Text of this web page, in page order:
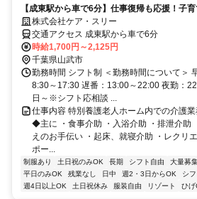
【成東駅から車で6分】仕事復帰も応援！子
OK！週2～勤務OK！キャンペーン時給1900
や時短も相談◎
株式会社ケア・スリー
交通アクセス 成東駅から車で6分
時給1,700円～2,125円
千葉県山武市
勤務時間 シフト制 ＜勤務時間について＞
8:30～17:30 遅番：13:00～22:00 夜勤：
日～※シフト応相談 ...
仕事内容 特別養護老人ホーム内での介護業
◆主に ・食事介助 ・入浴介助 ・排泄介助
えのお手伝い ・起床、就寝介助 ・レクリ
ポー...
制服あり 土日祝のみOK 長期 シフト自由 大量募
平日のみOK
残業なし 日中 週2・3日からOK シ
週4日以上OK
土日祝休み 服装自由 リゾート ひげ